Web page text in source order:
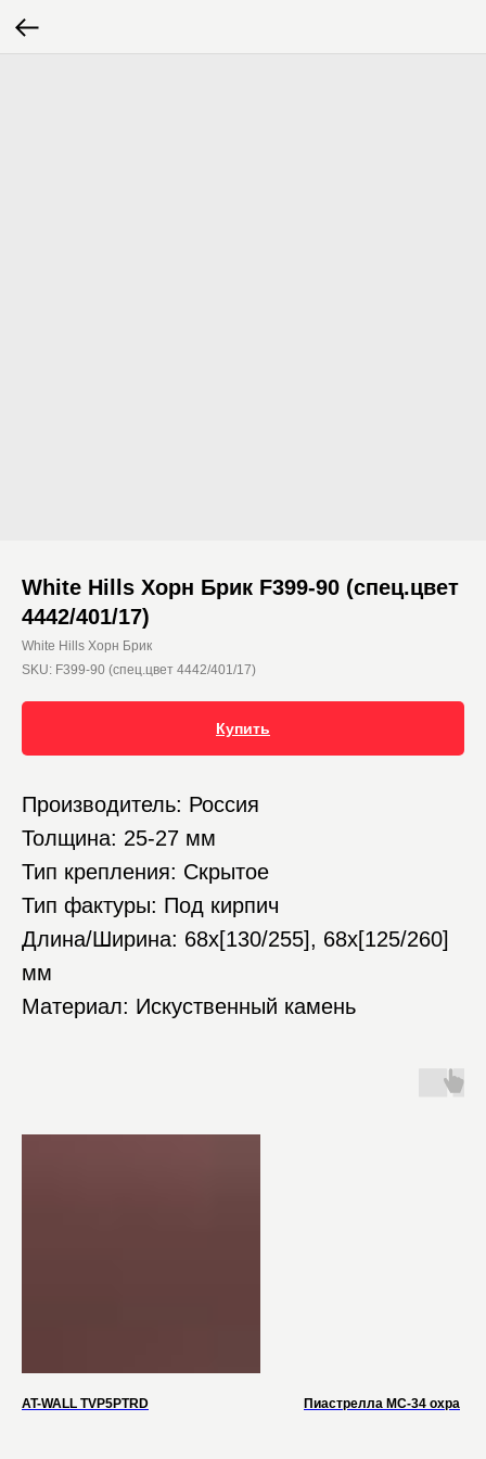
White Hills Хорн Брик F399-90 (спец.цвет
4442/401/17)
White Hills Хорн Брик
SKU: F399-90 (спец.цвет 4442/401/17)
Купить
Производитель: Россия
Толщина: 25-27 мм
Тип крепления: Скрытое
Тип фактуры: Под кирпич
Длина/Ширина: 68х[130/255], 68х[125/260]
мм
Материал: Искуственный камень
AT-WALL TVP5PTRD Пиастрелла МС-34 охра